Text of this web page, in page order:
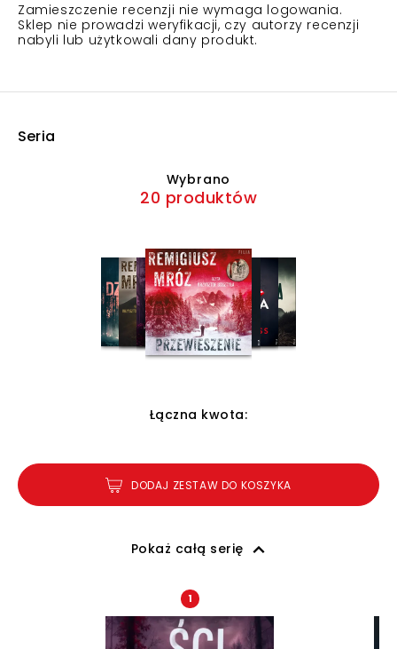
Zamieszczenie recenzji nie wymaga logowania.
Sklep nie prowadzi weryfikacji, czy autorzy recenzji
nabyli lub użytkowali dany produkt.
Seria
Wybrano
20 produktów
Łączna kwota:
DODAJ ZESTAW DO KOSZYKA
Pokaż całą serię
1